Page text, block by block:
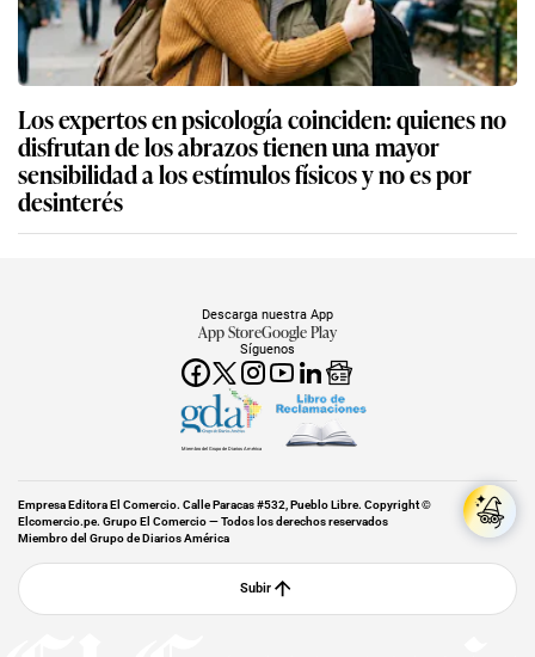
Los expertos en psicología coinciden: quienes no
disfrutan de los abrazos tienen una mayor
sensibilidad a los estímulos físicos y no es por
desinterés
Síguenos
Descarga nuestra App
App StoreGoogle Play
Miembro del Grupo de Diarios América
Empresa Editora El Comercio. Calle Paracas #532, Pueblo Libre. Copyright ©
Elcomercio.pe. Grupo El Comercio — Todos los derechos reservados
Miembro del Grupo de Diarios América
Subir